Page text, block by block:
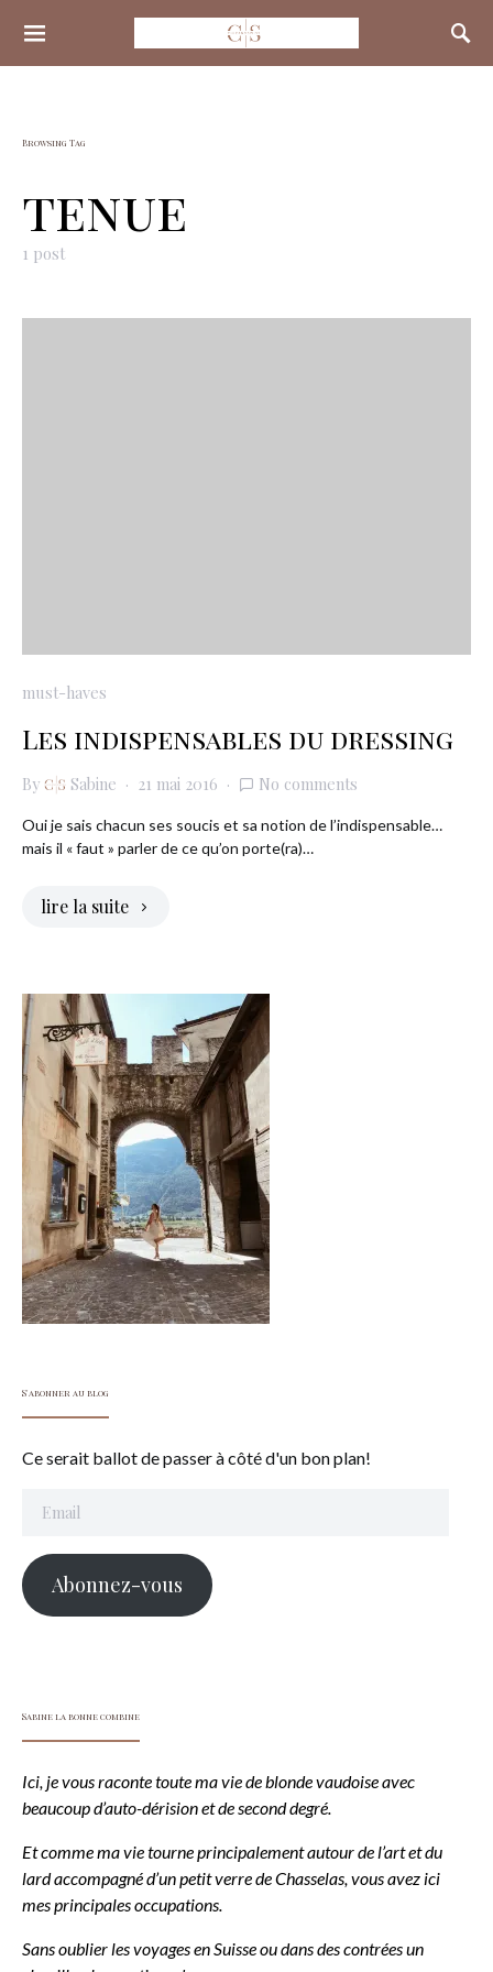
Search for:
Browsing Tag
tenue
1 post
must-haves
Les indispensables du dressing
By Sabine 21 mai 2016 No comments
Oui je sais chacun ses soucis et sa notion de l’indispensable…
mais il « faut » parler de ce qu’on porte(ra)…
lire la suite
S'abonner au blog
Ce serait ballot de passer à côté d'un bon plan!
Abonnez-vous
Sabine la bonne combine
Ici, je vous raconte toute ma vie de blonde vaudoise avec
beaucoup d’auto-dérision et de second degré.
Et comme ma vie tourne principalement autour de l’art et du
lard accompagné d’un petit verre de Chasselas, vous avez ici
mes principales occupations.
Sans oublier les voyages en Suisse ou dans des contrées un